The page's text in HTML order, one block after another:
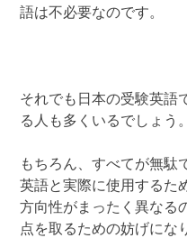
語は不必要なのです。
それでも日本の受験英語
る人も多くいるでしょう。
もちろん、すべてが無駄
英語と実際に使用するた
方向性がまったく異なる
点を取るための妨げにな